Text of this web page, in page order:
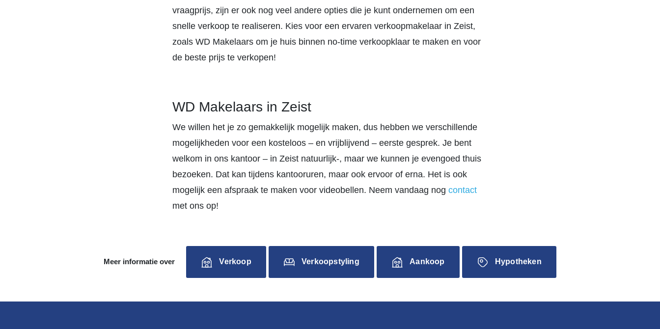
vraagprijs, zijn er ook nog veel andere opties die je kunt ondernemen om een
snelle verkoop te realiseren. Kies voor een ervaren verkoopmakelaar in Zeist,
zoals WD Makelaars om je huis binnen no-time verkoopklaar te maken en voor
de beste prijs te verkopen!
WD Makelaars in Zeist
We willen het je zo gemakkelijk mogelijk maken, dus hebben we verschillende
mogelijkheden voor een kosteloos – en vrijblijvend – eerste gesprek. Je bent
welkom in ons kantoor – in Zeist natuurlijk-, maar we kunnen je evengoed thuis
bezoeken. Dat kan tijdens kantooruren, maar ook ervoor of erna. Het is ook
mogelijk een afspraak te maken voor videobellen. Neem vandaag nog contact
met ons op!
Meer informatie over Verkoop Verkoopstyling Aankoop Hypotheken